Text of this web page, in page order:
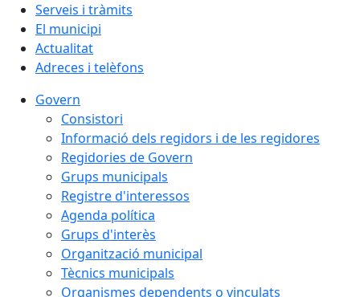
Serveis i tràmits
El municipi
Actualitat
Adreces i telèfons
Govern
Consistori
Informació dels regidors i de les regidores
Regidories de Govern
Grups municipals
Registre d'interessos
Agenda política
Grups d'interès
Organització municipal
Tècnics municipals
Organismes dependents o vinculats